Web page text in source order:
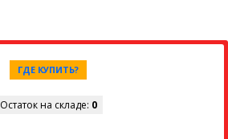
ГДЕ КУПИТЬ?
Остаток на складе: 0